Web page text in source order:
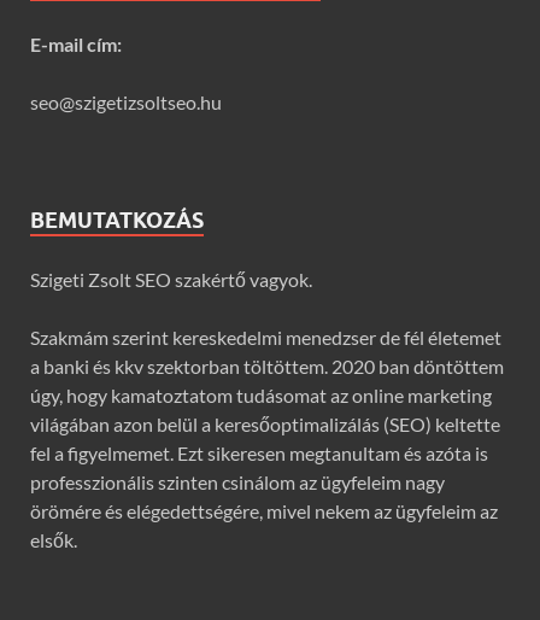
E-mail cím:
seo@szigetizsoltseo.hu
BEMUTATKOZÁS
Szigeti Zsolt SEO szakértő vagyok.
Szakmám szerint kereskedelmi menedzser de fél életemet
a banki és kkv szektorban töltöttem. 2020 ban döntöttem
úgy, hogy kamatoztatom tudásomat az online marketing
világában azon belül a keresőoptimalizálás (SEO) keltette
fel a figyelmemet. Ezt sikeresen megtanultam és azóta is
professzionális szinten csinálom az ügyfeleim nagy
örömére és elégedettségére, mivel nekem az ügyfeleim az
elsők.